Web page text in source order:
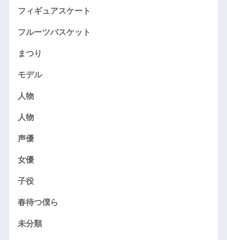
フィギュアスケート
フルーツバスケット
まつり
モデル
人物
人物
声優
女優
子役
春待つ僕ら
未分類